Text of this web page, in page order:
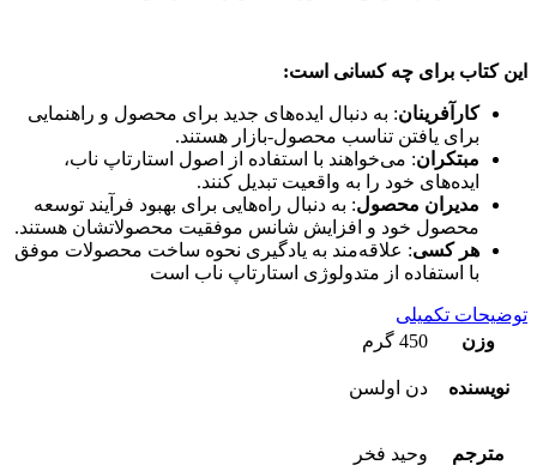
این کتاب برای چه کسانی است:
کارآفرینان: به دنبال ایده‌های جدید برای محصول و راهنمایی
برای یافتن تناسب محصول-بازار هستند.
مبتکران: می‌خواهند با استفاده از اصول استارتاپ ناب،
ایده‌های خود را به واقعیت تبدیل کنند.
مدیران محصول: به دنبال راه‌هایی برای بهبود فرآیند توسعه
محصول خود و افزایش شانس موفقیت محصولاتشان هستند.
هر کسی: علاقه‌مند به یادگیری نحوه ساخت محصولات موفق
با استفاده از متدولوژی استارتاپ ناب است
توضیحات تکمیلی
وزن
450 گرم
نویسنده دن اولسن
مترجم وحید فخر